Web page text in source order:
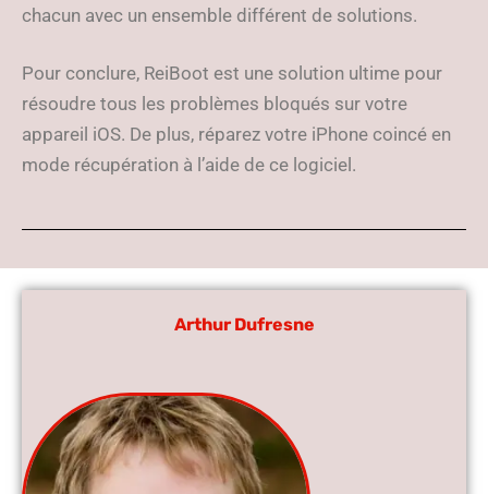
chacun avec un ensemble différent de solutions.
Pour conclure, ReiBoot est une solution ultime pour
résoudre tous les problèmes bloqués sur votre
appareil iOS. De plus, réparez votre iPhone coincé en
mode récupération à l’aide de ce logiciel.
Arthur Dufresne